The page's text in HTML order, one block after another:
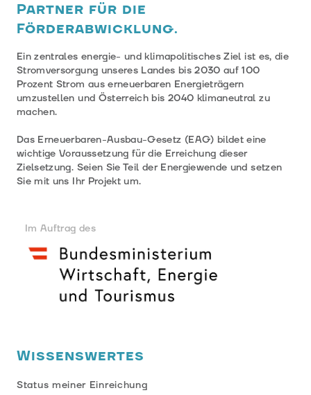
Partner für die
Förderabwicklung.
Wissenswertes
Ein zentrales energie- und klimapolitisches Ziel ist es, die
Stromversorgung unseres Landes bis 2030 auf 100
Prozent Strom aus erneuerbaren Energieträgern
umzustellen und Österreich bis 2040 klimaneutral zu
machen.
Das Erneuerbaren-Ausbau-Gesetz (EAG) bildet eine
wichtige Voraussetzung für die Erreichung dieser
Zielsetzung. Seien Sie Teil der Energiewende und setzen
Sie mit uns Ihr Projekt um.
Im Auftrag des
Status meiner Einreichung